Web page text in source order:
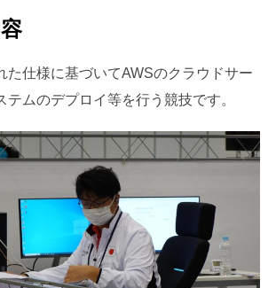
た仕様に基づいてAWSのクラウドサー
テムのデプロイ等を行う競技です。